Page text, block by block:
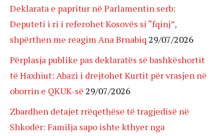
Deklarata e papritur në Parlamentin serb:
Deputeti i ri i referohet Kosovës si “fqinj”,
shpërthen me reagim Ana Brnabiq 29/07/2026
Përplasja publike pas deklaratës së bashkëshortit
të Haxhiut: Abazi i drejtohet Kurtit për vrasjen në
oborrin e QKUK-së 29/07/2026
Zbardhen detajet rrëqethëse të tragjedisë në
Shkodër: Familja sapo ishte kthyer nga